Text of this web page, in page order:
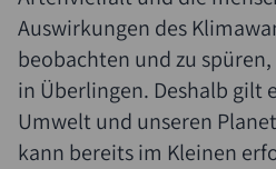
Auswirkungen des
beobachten und zu
in Überlingen. Deshalb gilt
Umwelt und unseren
kann bereits im Kleinen